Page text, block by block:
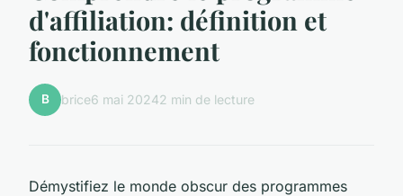
d'affiliation: définition et
fonctionnement
B brice6 mai 20242 min de lecture
Démystifiez le monde obscur des programmes